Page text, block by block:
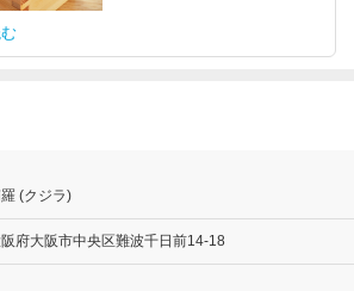
(クジラ)
府大阪市中央区難波千日前14-18